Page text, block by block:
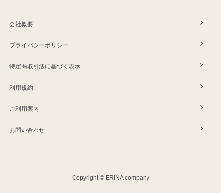
会社概要
プライバシーポリシー
特定商取引法に基づく表示
利用規約
ご利用案内
お問い合わせ
Copyright © ERINA company